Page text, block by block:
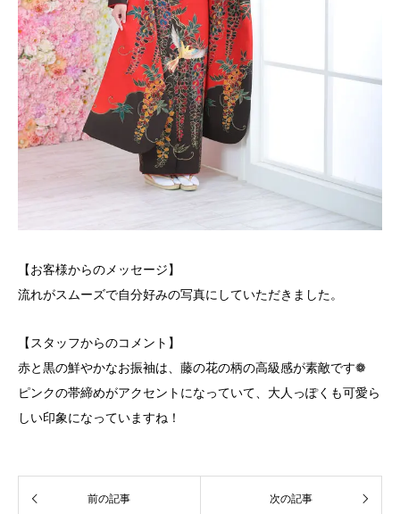
【お客様からのメッセージ】
流れがスムーズで自分好みの写真にしていただきました。
【スタッフからのコメント】
赤と黒の鮮やかなお振袖は、藤の花の柄の高級感が素敵です❁
ピンクの帯締めがアクセントになっていて、大人っぽくも可愛ら
しい印象になっていますね！